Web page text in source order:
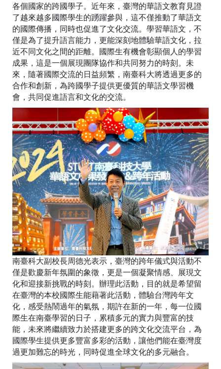
各個國家的跨國學子。近年來，臺灣的華語文教育見證
了越來越多國際學生的踴躍參與，這不僅推動了華語文
的國際傳播，同時也促進了文化交流。學習華語文，不
僅是為了提升語言能力，更能深刻地體驗華語文化，拉
近不同文化之間的距離。國際生有機會彰顯個人的學習
成果，這是一個展現團隊協作和共同努力的時刻。未
來，隨著國際交流的日益頻繁，南臺科大將透過更多的
合作和創新，為跨國學子提供更優質的華語文學習機
會，共同促進語言和文化的交流。
南臺科大副校長周德光表示，臺灣的跨年儀式與活動不
僅是歡慶新年氛圍的象徵，更是一個凝聚情感、展現文
化和迎接新挑戰的時刻。辦理此活動，目的就是希望留
在臺灣的本校國際生能藉著此活動，體驗台灣跨年文
化，感受熱鬧過年的氣氛，期許在新的一年，每一位國
際生在南臺學習的日子，累積多元的實力與豐富的技
能，未來將繼續致力於搭建更多的跨文化交流平台，為
國際學生提供更多豐富多彩的活動，讓他們能在臺灣度
過更加難忘的時光，同時促進全球文化的多元融合。